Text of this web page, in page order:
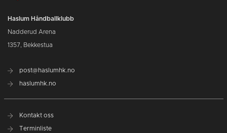
Haslum Håndballklubb
Nadderud Arena
1357, Bekkestua
post@haslumhk.no
haslumhk.no
Kontakt oss
Terminliste